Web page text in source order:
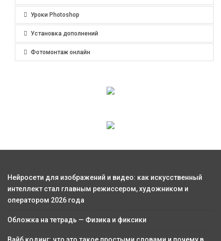
Уроки Photoshop
Установка дополнений
Фотомонтаж онлайн
Нейросети для изображений и видео: как искусственный
интеллект стал главным режиссером, художником и
оператором 2026 года
Обложка на тетрадь — Физика и фиксики
Вайб кодинг: что это такое простыми словами и почему в